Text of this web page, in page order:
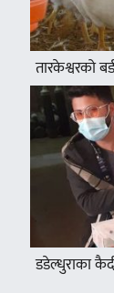
तारकेश्वरको
डडेल्धुराका